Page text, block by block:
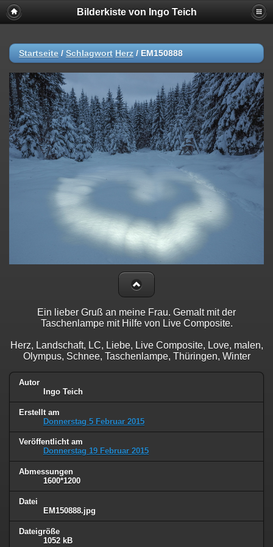
Bilderkiste von Ingo Teich
Startseite / Schlagwort Herz / EM150888
Ein lieber Gruß an meine Frau. Gemalt mit der
Taschenlampe mit Hilfe von Live Composite.
Herz, Landschaft, LC, Liebe, Live Composite, Love, malen,
Olympus, Schnee, Taschenlampe, Thüringen, Winter
Autor
Ingo Teich
Erstellt am
Donnerstag 5 Februar 2015
Veröffentlicht am
Donnerstag 19 Februar 2015
Abmessungen
1600*1200
Datei
EM150888.jpg
Dateigröße
1052 kB